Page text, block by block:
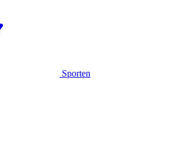
Sporten